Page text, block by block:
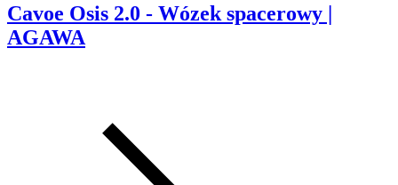
Cavoe Osis 2.0 - Wózek spacerowy |
AGAWA